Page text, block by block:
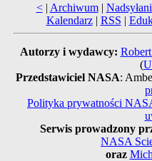
<| Archiwum|
Kalendarz| RSS |
Autorzy i wydawcy:
(
Przedstawiciel NASA:
Polityka prywatności
Serwis prowadzony
NASA
oraz